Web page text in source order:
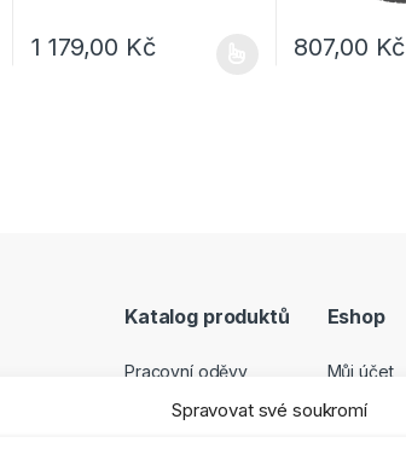
Spravovat své soukromí
1 179,00 Kč 807,00 Kč
Katalog produktů
Pracovní oděvy
Pracovní obuv
Eshop
Můj účet
Pokladna